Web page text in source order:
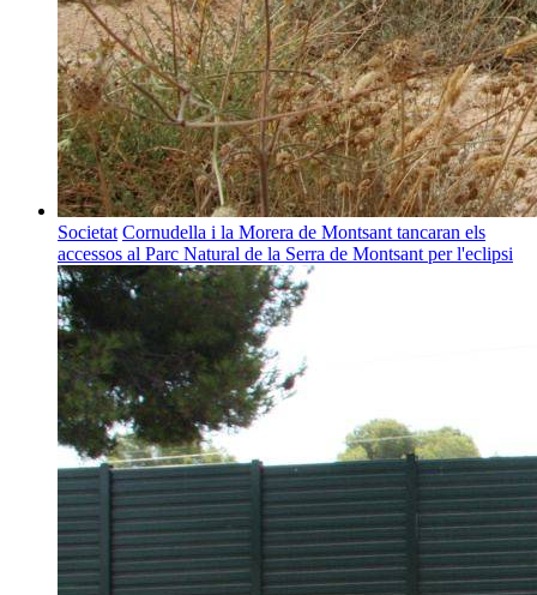
Societat Cornudella i la Morera de Montsant tancaran els
accessos al Parc Natural de la Serra de Montsant per l'eclipsi